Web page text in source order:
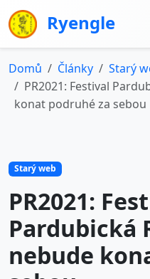
Ryengle
Domů Články
Starý
PR2021: Festival
konat podruhé za sebou
Starý web
PR2021:
Pardubická
nebude